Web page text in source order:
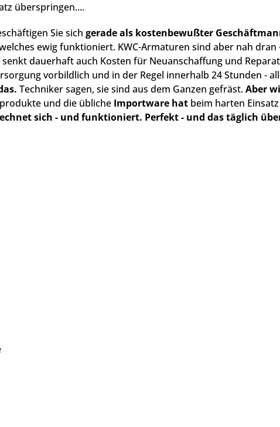
überspringen....
Sie sich gerade als kostenbewußter
ewig funktioniert. KWC-Armaturen sind aber nah
dauerhaft auch Kosten für Neuanschaffung und
vorbildlich und in der Regel innerhalb 24 Stunden -
Techniker sagen, sie sind aus dem Ganzen gefräst.Aber
und die übliche Importware hat beim harten
sich - und funktioniert. Perfekt - und das täglich